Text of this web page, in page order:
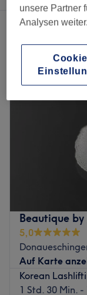
Ein Salon, der anbietet:
Beautique by
5,0
Auf Karte
Korean
1 Std. 30 Min. -
unsere Partner
Analysen weiter.